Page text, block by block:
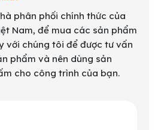
phân phối chính thức của
Nam, để mua các sản phẩm
với chúng tôi để được tư vấn
phẩm và nên dùng sản
cho công trình của bạn.